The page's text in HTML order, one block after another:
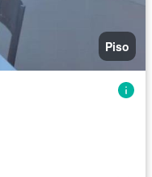
Piso